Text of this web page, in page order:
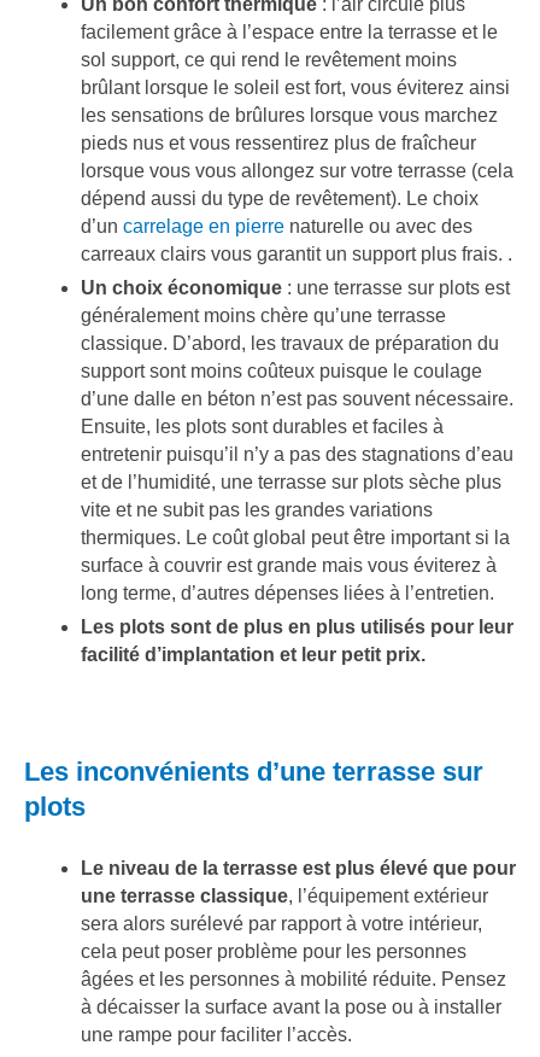
Un bon confort thermique: l’air circule plus
facilement grâce à l’espace entre la terrasse et le
sol support, ce qui rend le revêtement moins
brûlant lorsque le soleil est fort, vous éviterez ainsi
les sensations de brûlures lorsque vous marchez
pieds nus et vous ressentirez plus de fraîcheur
lorsque vous vous allongez sur votre terrasse (cela
dépend aussi du type de revêtement). Le choix
d’un carrelage en pierrenaturelle ou avec des
carreaux clairs vous garantit un support plus frais. .
Un choix économique: une terrasse sur plots est
généralement moins chère qu’une terrasse
classique. D’abord, les travaux de préparation du
support sont moins coûteux puisque le coulage
d’une dalle en béton n’est pas souvent nécessaire.
Ensuite, les plots sont durables et faciles à
entretenir puisqu’il n’y a pas des stagnations d’eau
et de l’humidité, une terrasse sur plots sèche plus
vite et ne subit pas les grandes variations
thermiques. Le coût global peut être important si la
surface à couvrir est grande mais vous éviterez à
long terme, d’autres dépenses liées à l’entretien.
Les plots sont de plus en plus utilisés pour leur
facilité d’implantation et leur petit prix.
Les inconvénients d’une terrasse sur
plots
Le niveau de la terrasse est plus élevé que pour
une terrasse classique, l’équipement extérieur
sera alors surélevé par rapport à votre intérieur,
cela peut poser problème pour les personnes
âgées et les personnes à mobilité réduite. Pensez
à décaisser la surface avant la pose ou à installer
une rampe pour faciliter l’accès.